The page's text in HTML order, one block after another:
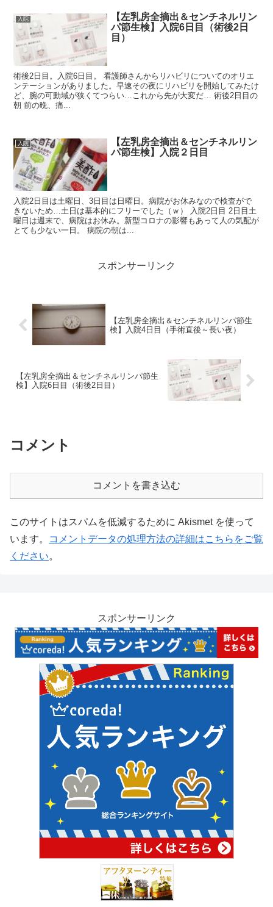
入院
【左乳房全摘出＆センチネルリン
パ節生検】入院6日目（術後2日
目）
術後2日目。入院6日目。 看護師さんからリハビリについてのオリエ
ンテーションがありました。早速その夜にリハビリを開始してみたけ
ど、腕の可動域が狭くてつらい…これから先が大変だ… 術後2日目の
朝 前の晩、痛...
入院
【左乳房全摘出＆センチネルリン
パ節生検】入院２日目
入院2日目は土曜日、3日目は日曜日。病院がお休みなので検査がで
きないため…土日は基本的にフリーでした（ｗ） 入院2日目 2日目土
曜日は週末で、病院はお休み。新型コロナの影響もあって人の気配が
とても少ない一日。 病院の朝は...
スポンサーリンク
【左乳房全摘出＆センチネルリンパ節生
検】入院4日目（手術直後～長い夜）
【左乳房全摘出＆センチネルリンパ節生
検】入院6日目（術後2日目）
コメント
コメントを書き込む
このサイトはスパムを低減するために Akismet を使って
います。
コメントデータの処理方法の詳細はこちらをご覧
ください。
スポンサーリンク